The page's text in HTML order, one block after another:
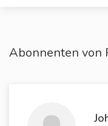
Abonnenten von